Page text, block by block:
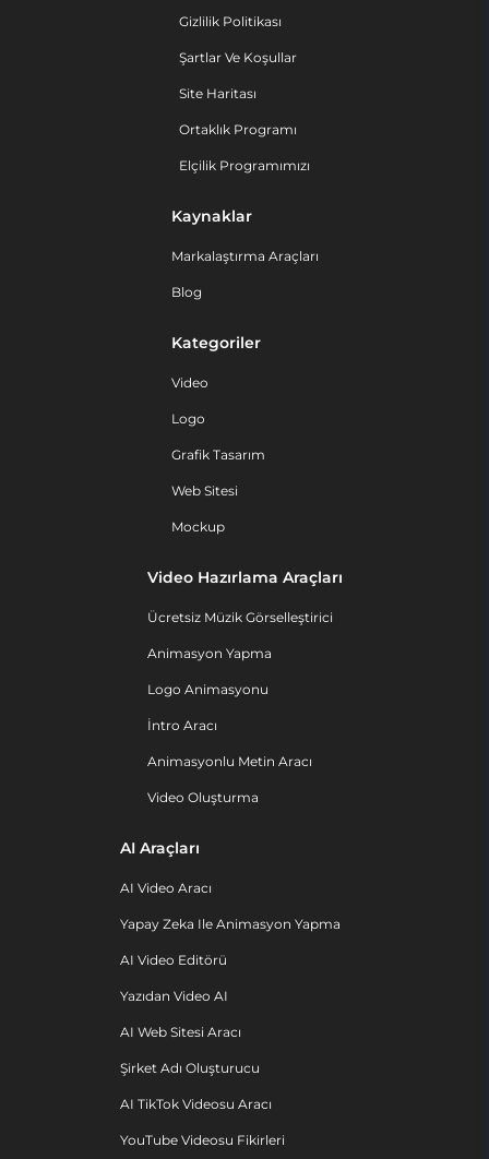
Gizlilik Politikası
Şartlar Ve Koşullar
Site Haritası
Ortaklık Programı
Elçilik Programımızı
Kaynaklar
Markalaştırma Araçları
Blog
Kategoriler
Video
Logo
Grafik Tasarım
Web Sitesi
Mockup
Video Hazırlama Araçları
Ücretsiz Müzik Görselleştirici
Animasyon Yapma
Logo Animasyonu
İntro Aracı
Animasyonlu Metin Aracı
Video Oluşturma
AI Araçları
AI Video Aracı
Yapay Zeka Ile Animasyon Yapma
AI Video Editörü
Yazıdan Video AI
AI Web Sitesi Aracı
Şirket Adı Oluşturucu
AI TikTok Videosu Aracı
YouTube Videosu Fikirleri